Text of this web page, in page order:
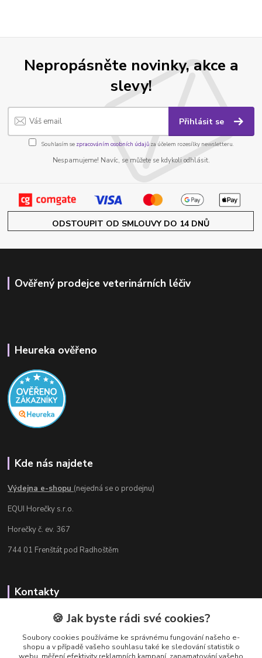
Nepropásněte novinky, akce a
slevy!
Přihlásit se
Souhlasím se zpracováním osobních údajůza účelem rozesílky newsletteru.
Nespamujeme! Navíc, se můžete se kdykoli odhlásit.
ODSTOUPIT OD SMLOUVY DO 14 DNŮ
Ověřený prodejce veterinárních léčiv
Heureka ověřeno
Kde nás najdete
Výdejna e-shopu (nejedná se o prodejnu)
EQUI Horečky s.r.o.
Horečky č. ev. 367
744 01 Frenštát pod Radhoštěm
Kontakty
Radka Chamrádová
+420 737 484 708
Výdejna e-shopu: Po-Ne, 8-20 hod.
🍪 Jak byste rádi své cookies?
Soubory cookies používáme ke správnému fungování našeho e-
shopu a v případě vašeho souhlasu také ke sledování statistik o